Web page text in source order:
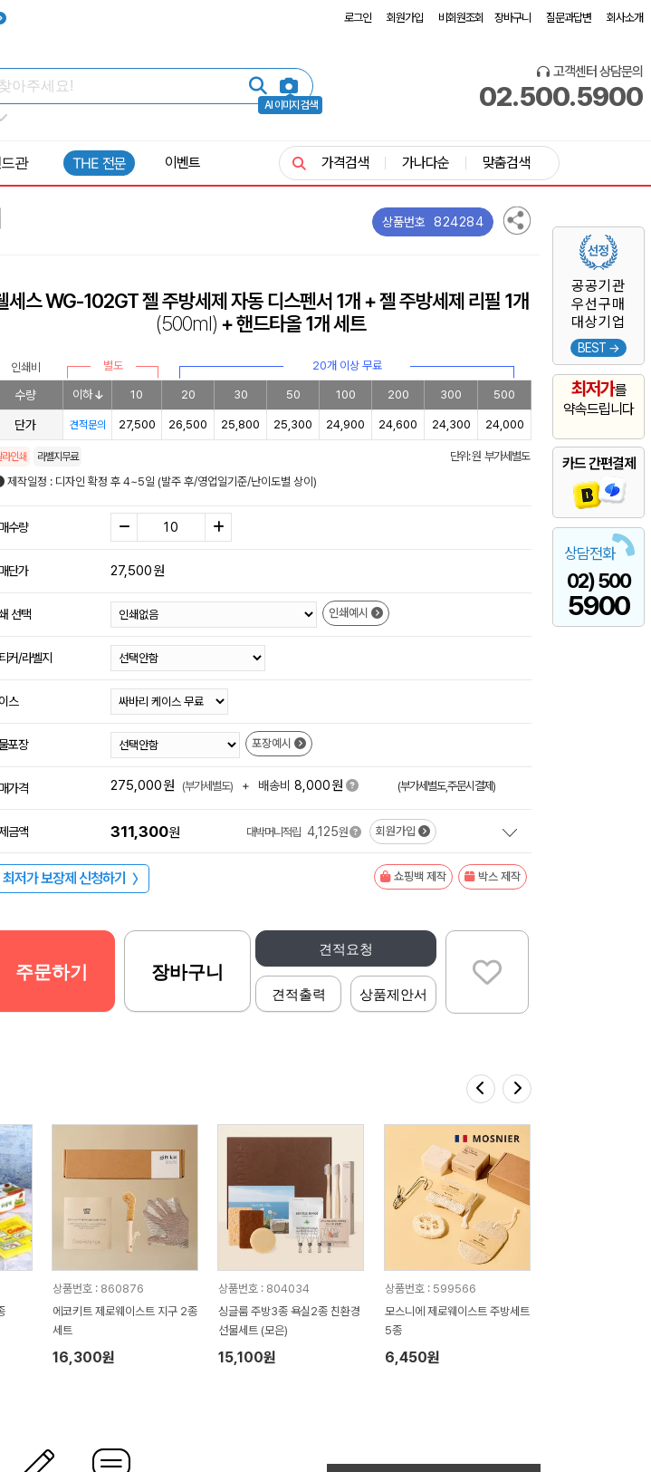
로그인 회원가입 비회원조회 장바구니 질문과답변 회사소개
AI 이미지 검색
고객센터 상담문의
02.500.5900
공공기관
우선구매
대상기업
BEST →
최저가를
약속드립니다
카드 간편결제
상담전화
02) 500
5900
관 THE 전문 이벤트 가격검색 가나다순 맞춤검색
상품번호 824284
세스 WG-102GT 젤 주방세제 자동 디스펜서 1개 + 젤 주방세제 리필 1개
(500ml) + 핸드타올 1개 세트
인쇄비 별도 20개 이상 무료
수량 이하 10 20 30 50 100 200 300 500
단가 견적문의 27,500 26,500 25,800 25,300 24,900 24,600 24,300 24,000
인쇄 라벨지무료
단위: 원 부가세별도
제작일정 : 디자인 확정 후 4~5일 (발주 후/영업일기준/난이도별 상이)
수량
단가 27,500원
선택 인쇄예시
커/라벨지
스
포장 포장예시
가격 275,000원 (부가세별도) + 배송비 8,000원 (부가세별도,주문시결제)
금액 311,300원 대박머니적립 4,125원 회원가입
최저가 보장제 신청하기 〉 쇼핑백 제작 박스 제작
견적요청
견적출력 상품제안서
주문하기 장바구니
상품번호 : 860876
에코키트 제로웨이스트 지구 2종
세트
16,300원
상품번호 : 804034
싱글룸 주방3종 욕실2종 친환경
선물세트 (모은)
15,100원
상품번호 : 599566
모스니에 제로웨이스트 주방세트
5종
6,450원